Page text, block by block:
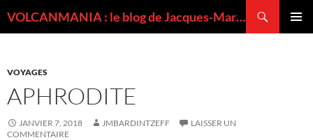
VOLCANMANIA : le blog de Jacques-Marie BARDINTZEFF, volcanologue
VOYAGES
APHRODITE
JANVIER 7, 2018 JMBARDINTZEFF
LAISSER UN
COMMENTAIRE